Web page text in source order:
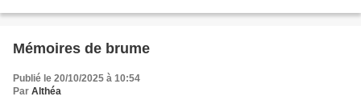
Mémoires de brume
Publié le 20/10/2025 à 10:54
Par Althéa